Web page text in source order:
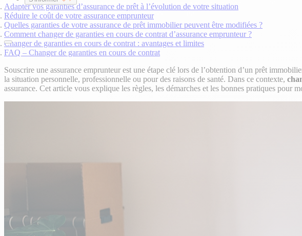
Adapter vos garanties d’assurance de prêt à l’évolution de votre situation
Réduire le coût de votre assurance emprunteur
Quelles garanties de votre assurance de prêt immobilier peuvent être modifiées ?
Comment changer de garanties en cours de contrat d’assurance emprunteur ?
Changer de garanties en cours de contrat : avantages et limites
FAQ – Changer de garanties en cours de contrat
Souscrire une assurance emprunteur est une étape clé lors de l’obtention d’un prêt
la situation personnelle, professionnelle ou pour des raisons de santé. Dans ce contexte,
assurance. Cet article vous explique les règles, les démarches et les bonnes pratiques